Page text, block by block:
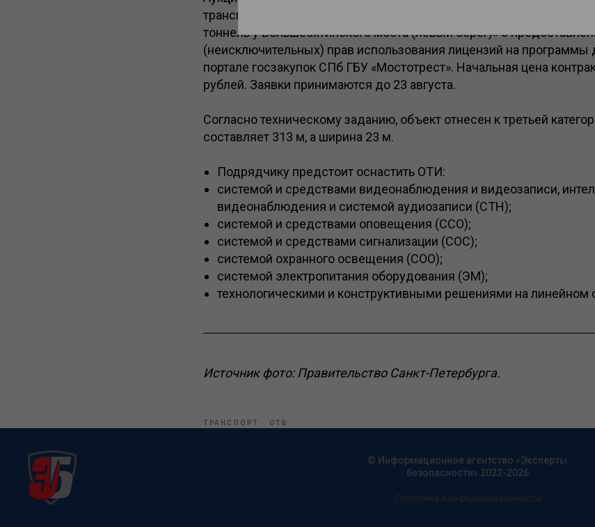
транспортной безопасности объекта транспортной
тоннель у Большеохтинского моста (левый берег)» с
(неисключительных) прав использования лицензий на
портале госзакупок СПб ГБУ «Мостотрест». Начальная цена
рублей. Заявки принимаются до 23 августа.
Согласно техническому заданию, объект отнесен к третьей
составляет 313 м, а ширина 23 м.
Подрядчику предстоит оснастить ОТИ:
системой и средствами видеонаблюдения и видеозаписи,
видеонаблюдения и системой аудиозаписи (СТН);
системой и средствами оповещения (ССО);
системой и средствами сигнализации (СОС);
системой охранного освещения (СОО);
системой электропитания оборудования (ЭМ);
технологическими и конструктивными решениями на линейном
Источник фото: Правительство Санкт-Петербурга.
ТРАНСПОРТ ОТБ
© Информационное агентство «Эксперты
безопасности» 2022-2026
Политика конфиденциальности